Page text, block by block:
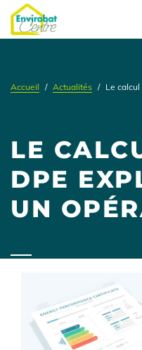
Aller
au
contenu
Accueil Actualités Le
LE
DPE
UN